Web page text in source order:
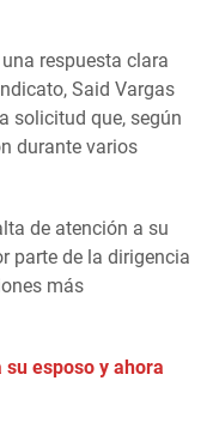
respuesta clara
Said Vargas
solicitud que, según
durante varios
de atención a su
parte de la dirigencia
más
esposo y ahora